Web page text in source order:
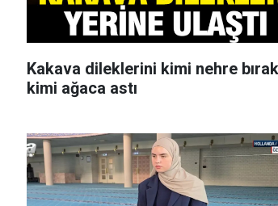
Kakava dileklerini kimi nehre
kimi ağaca astı